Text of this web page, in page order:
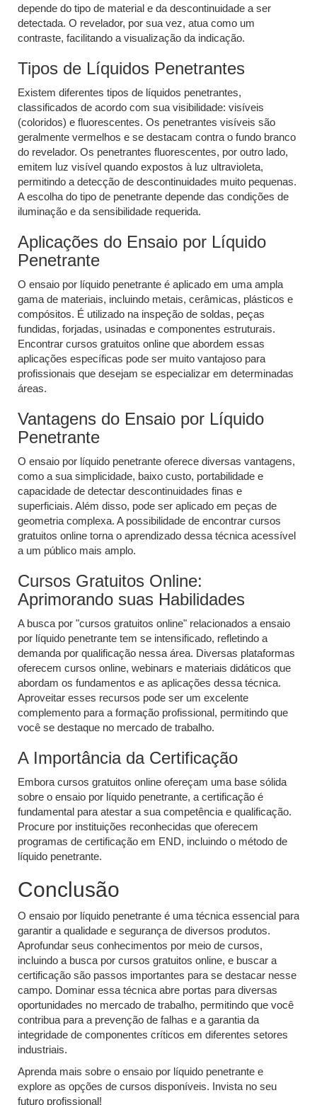
depende do tipo de material e da descontinuidade a ser
detectada. O revelador, por sua vez, atua como um
contraste, facilitando a visualização da indicação.
Tipos de Líquidos Penetrantes
Existem diferentes tipos de líquidos penetrantes,
classificados de acordo com sua visibilidade: visíveis
(coloridos) e fluorescentes. Os penetrantes visíveis são
geralmente vermelhos e se destacam contra o fundo branco
do revelador. Os penetrantes fluorescentes, por outro lado,
emitem luz visível quando expostos à luz ultravioleta,
permitindo a detecção de descontinuidades muito pequenas.
A escolha do tipo de penetrante depende das condições de
iluminação e da sensibilidade requerida.
Aplicações do Ensaio por Líquido
Penetrante
O ensaio por líquido penetrante é aplicado em uma ampla
gama de materiais, incluindo metais, cerâmicas, plásticos e
compósitos. É utilizado na inspeção de soldas, peças
fundidas, forjadas, usinadas e componentes estruturais.
Encontrar cursos gratuitos online que abordem essas
aplicações específicas pode ser muito vantajoso para
profissionais que desejam se especializar em determinadas
áreas.
Vantagens do Ensaio por Líquido
Penetrante
O ensaio por líquido penetrante oferece diversas vantagens,
como a sua simplicidade, baixo custo, portabilidade e
capacidade de detectar descontinuidades finas e
superficiais. Além disso, pode ser aplicado em peças de
geometria complexa. A possibilidade de encontrar cursos
gratuitos online torna o aprendizado dessa técnica acessível
a um público mais amplo.
Cursos Gratuitos Online:
Aprimorando suas Habilidades
A busca por "cursos gratuitos online" relacionados a ensaio
por líquido penetrante tem se intensificado, refletindo a
demanda por qualificação nessa área. Diversas plataformas
oferecem cursos online, webinars e materiais didáticos que
abordam os fundamentos e as aplicações dessa técnica.
Aproveitar esses recursos pode ser um excelente
complemento para a formação profissional, permitindo que
você se destaque no mercado de trabalho.
A Importância da Certificação
Embora cursos gratuitos online ofereçam uma base sólida
sobre o ensaio por líquido penetrante, a certificação é
fundamental para atestar a sua competência e qualificação.
Procure por instituições reconhecidas que oferecem
programas de certificação em END, incluindo o método de
líquido penetrante.
Conclusão
O ensaio por líquido penetrante é uma técnica essencial para
garantir a qualidade e segurança de diversos produtos.
Aprofundar seus conhecimentos por meio de cursos,
incluindo a busca por cursos gratuitos online, e buscar a
certificação são passos importantes para se destacar nesse
campo. Dominar essa técnica abre portas para diversas
oportunidades no mercado de trabalho, permitindo que você
contribua para a prevenção de falhas e a garantia da
integridade de componentes críticos em diferentes setores
industriais.
Aprenda mais sobre o ensaio por líquido penetrante e
explore as opções de cursos disponíveis. Invista no seu
futuro profissional!